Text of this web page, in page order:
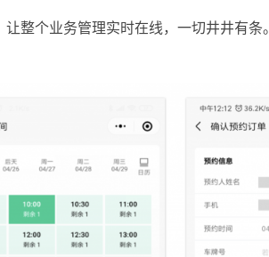
整个业务管理实时在线，一切井井有条。